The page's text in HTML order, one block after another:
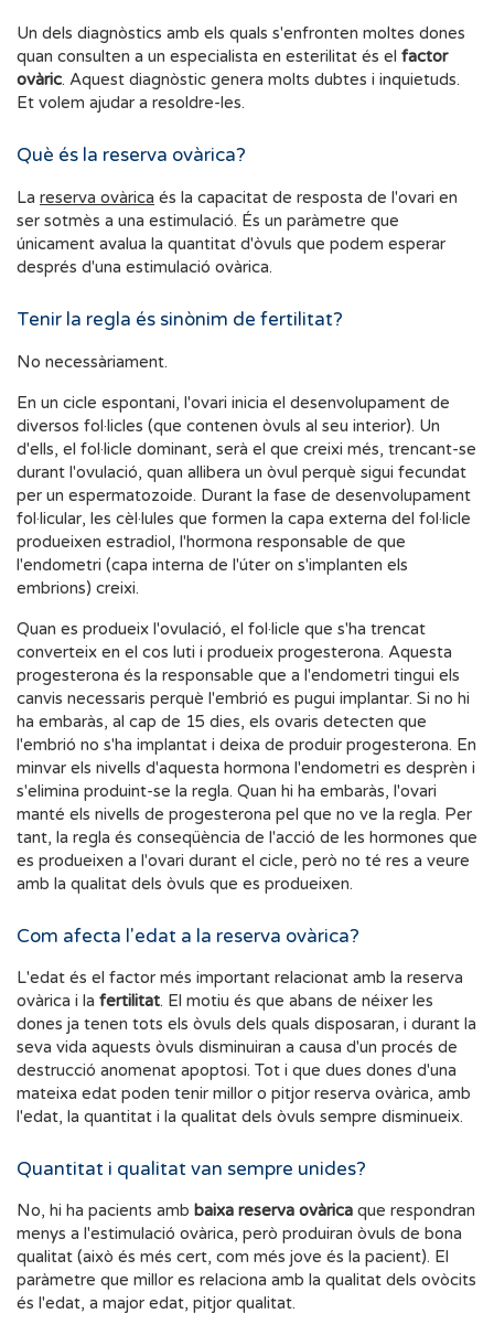
Un dels diagnòstics amb els quals s'enfronten moltes dones
quan consulten a un especialista en esterilitat és el factor
ovàric. Aquest diagnòstic genera molts dubtes i inquietuds.
Et volem ajudar a resoldre-les.
Què és la reserva ovàrica?
La reserva ovàrica
ser sotmès a una estimulació. És un paràmetre que
únicament avalua la quantitat d'òvuls que podem esperar
després d'una estimulació ovàrica.
Tenir la regla és sinònim de fertilitat?
No necessàriament.
En un cicle espontani, l'ovari inicia el desenvolupament de
diversos fol·licles (que contenen òvuls al seu interior). Un
d'ells, el fol·licle dominant, serà el que creixi més, trencant-se
durant l'ovulació, quan allibera un òvul perquè sigui fecundat
per un espermatozoide. Durant la fase de desenvolupament
fol·licular, les cèl·lules que formen la capa externa del fol·licle
produeixen estradiol, l'hormona responsable de que
l'endometri (capa interna de l'úter on s'implanten els
embrions) creixi.
Quan es produeix l'ovulació, el fol·licle que s'ha trencat
converteix en el cos luti i produeix progesterona. Aquesta
progesterona és la responsable que a l'endometri tingui els
canvis necessaris perquè l'embrió es pugui implantar. Si no hi
ha embaràs, al cap de 15 dies, els ovaris detecten que
l'embrió no s'ha implantat i deixa de produir progesterona. En
minvar els nivells d'aquesta hormona l'endometri es desprèn i
s'elimina produint-se la regla. Quan hi ha embaràs, l'ovari
manté els nivells de progesterona pel que no ve la regla. Per
tant, la regla és conseqüència de l'acció de les hormones que
es produeixen a l'ovari durant el cicle, però no té res a veure
amb la qualitat dels òvuls que es produeixen.
Com afecta l'edat a la reserva ovàrica?
L'edat és el factor més important relacionat amb la reserva
ovàrica i la fertilitat. El motiu és que abans de néixer les
dones ja tenen tots els òvuls dels quals disposaran, i durant la
seva vida aquests òvuls disminuiran a causa d'un procés de
destrucció anomenat apoptosi. Tot i que dues dones d'una
mateixa edat poden tenir millor o pitjor reserva ovàrica, amb
l'edat, la quantitat i la qualitat dels òvuls sempre disminueix.
Quantitat i qualitat van sempre unides?
No, hi ha pacients amb baixa reserva ovàrica que respondran
menys a l'estimulació ovàrica, però produiran òvuls de bona
qualitat (això és més cert, com més jove és la pacient). El
paràmetre que millor es relaciona amb la qualitat dels ovòcits
és l'edat, a major edat, pitjor qualitat.